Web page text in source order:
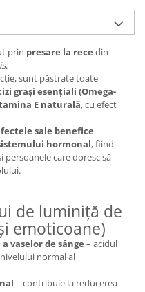
prin presare la rece din
.
sunt păstrate toate
grași esențiali (Omega-
E naturală, cu efect
sale benefice
hormonal, fiind
care doresc să
de luminiță de
emoticoane)
vaselor de sânge – acidul
normal al
– contribuie la reducerea